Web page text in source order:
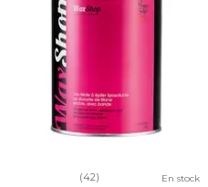
(42) En stock